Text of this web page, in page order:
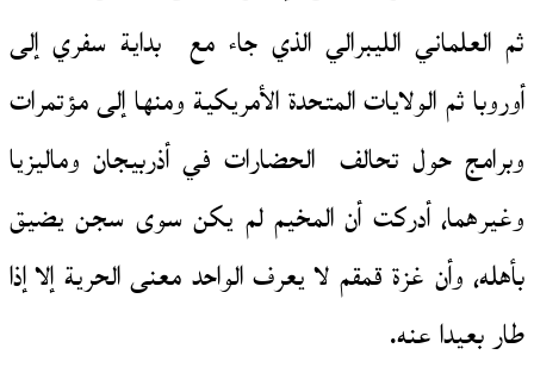
ثم العلماني الليبرالي الذي جاء مع بداية سفري إلى
أوروبا ثم الولايات المتحدة الأمريكية ومنها إلى مؤتمرات
وبرامج حول تحالف الحضارات في أذربيجان وماليزيا
وغيرهما، أدركت أن المخيم لم يكن سوى سجن يضيق
بأهله، وأن غزة قمقم لا يعرف الواحد معنى الحرية إلا إذا
طار بعيدا عنه.